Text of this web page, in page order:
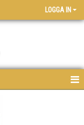
LOGGA IN